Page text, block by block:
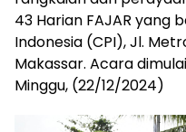
43 Harian FAJAR yang
Indonesia (CPI), Jl.
Makassar. Acara
Minggu, (22/12/2024)